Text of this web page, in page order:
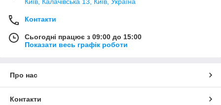
Контакти
Сьогодні працює з 09:00 до 15:00
Показати весь графік роботи
Про нас
Контакти